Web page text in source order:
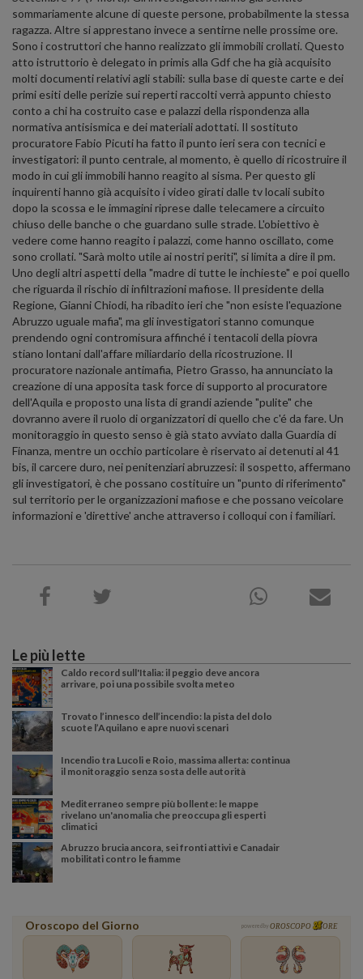
sommariamente alcune di queste persone, probabilmente la stessa
ragazza. Altre si apprestano invece a sentirne nelle prossime ore.
Sono i costruttori che hanno realizzato gli immobili crollati. Questo
atto istruttorio è delegato in primis alla Gdf che ha già acquisito
molti documenti relativi agli stabili: sulla base di queste carte e dei
primi esiti delle perizie sui reperti raccolti verrà appunto chiesto
conto a chi ha costruito case e palazzi della rispondenza alla
normativa antisismica e dei materiali adottati. Il sostituto
procuratore Fabio Picuti ha fatto il punto ieri sera con tecnici e
investigatori: il punto centrale, al momento, è quello di ricostruire il
modo in cui gli immobili hanno reagito al sisma. Per questo gli
inquirenti hanno già acquisito i video girati dalle tv locali subito
dopo la scossa e le immagini riprese dalle telecamere a circuito
chiuso delle banche o che guardano sulle strade. L'obiettivo è
vedere come hanno reagito i palazzi, come hanno oscillato, come
sono crollati. "Sarà molto utile ai nostri periti", si limita a dire il pm.
Uno degli altri aspetti della "madre di tutte le inchieste" e poi quello
che riguarda il rischio di infiltrazioni mafiose. Il presidente della
Regione, Gianni Chiodi, ha ribadito ieri che "non esiste l'equazione
Abruzzo uguale mafia", ma gli investigatori stanno comunque
prendendo ogni contromisura affinché i tentacoli della piovra
stiano lontani dall'affare miliardario della ricostruzione. Il
procuratore nazionale antimafia, Pietro Grasso, ha annunciato la
creazione di una apposita task force di supporto al procuratore
dell'Aquila e proposto una lista di grandi aziende "pulite" che
dovranno avere il ruolo di organizzatori di quello che c'é da fare. Un
monitoraggio in questo senso è già stato avviato dalla Guardia di
Finanza, mentre un occhio particolare è riservato ai detenuti al 41
bis, il carcere duro, nei penitenziari abruzzesi: il sospetto, affermano
gli investigatori, è che possano costituire un "punto di riferimento"
sul territorio per le organizzazioni mafiose e che possano veicolare
informazioni e 'direttive' anche attraverso i colloqui con i familiari.
Le più lette
Caldo record sull'Italia: il peggio deve ancora
arrivare, poi una possibile svolta meteo
Trovato l’innesco dell’incendio: la pista del dolo
scuote l’Aquilano e apre nuovi scenari
Incendio tra Lucoli e Roio, massima allerta: continua
il monitoraggio senza sosta delle autorità
Mediterraneo sempre più bollente: le mappe
rivelano un'anomalia che preoccupa gli esperti
climatici
Abruzzo brucia ancora, sei fronti attivi e Canadair
mobilitati contro le fiamme
Oroscopo del Giorno powered by OROSCOPO ORE